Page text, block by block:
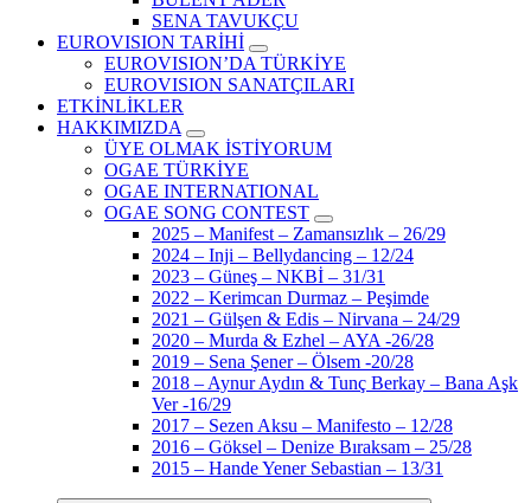
SENA TAVUKÇU
EUROVISION TARİHİ
EUROVISION’DA TÜRKİYE
EUROVISION SANATÇILARI
ETKİNLİKLER
HAKKIMIZDA
ÜYE OLMAK İSTİYORUM
OGAE TÜRKİYE
OGAE INTERNATIONAL
OGAE SONG CONTEST
2025 – Manifest – Zamansızlık – 26/29
2024 – Inji – Bellydancing – 12/24
2023 – Güneş – NKBİ – 31/31
2022 – Kerimcan Durmaz – Peşimde
2021 – Gülşen & Edis – Nirvana – 24/29
2020 – Murda & Ezhel – AYA -26/28
2019 – Sena Şener – Ölsem -20/28
2018 – Aynur Aydın & Tunç Berkay – Bana Aşk
Ver -16/29
2017 – Sezen Aksu – Manifesto – 12/28
2016 – Göksel – Denize Bıraksam – 25/28
2015 – Hande Yener Sebastian – 13/31